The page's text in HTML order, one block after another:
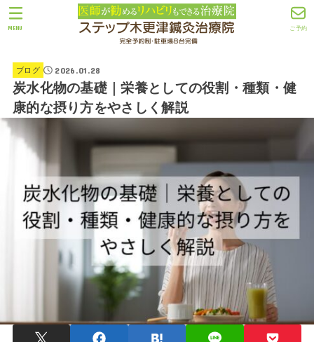
ご予約
MENU
ブログ 2026.01.28
炭水化物の基礎｜栄養としての役割・種類・健
康的な摂り方をやさしく解説